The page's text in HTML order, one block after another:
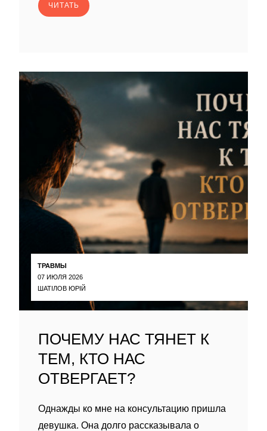
ЧИТАТЬ
ТРАВМЫ
07 ИЮЛЯ 2026
ШАТІЛОВ ЮРІЙ
ПОЧЕМУ НАС ТЯНЕТ К
ТЕМ, КТО НАС
ОТВЕРГАЕТ?
Однажды ко мне на консультацию пришла
девушка. Она долго рассказывала о